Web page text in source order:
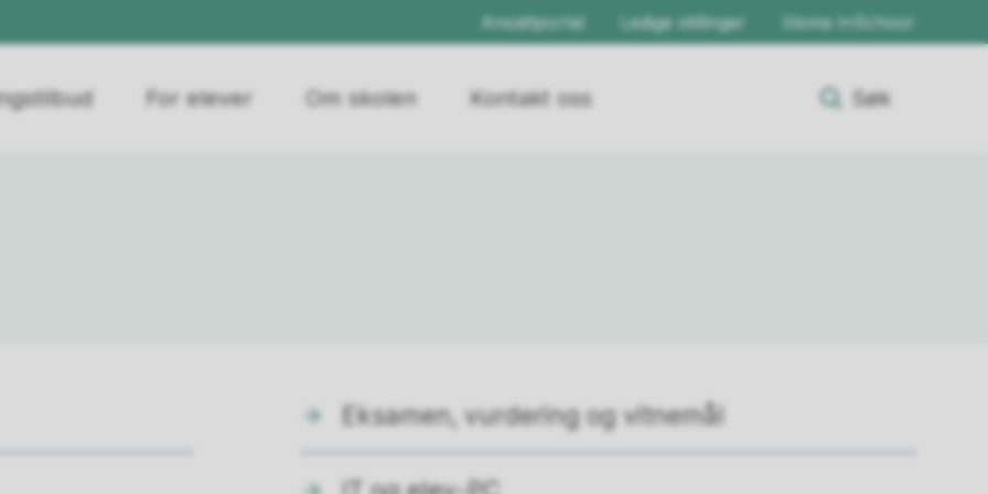
Ansattportal Ledige stillinger Visma InSchool
For elever Om skolen Kontakt oss Søk
Eksamen, vurdering og vitnemål